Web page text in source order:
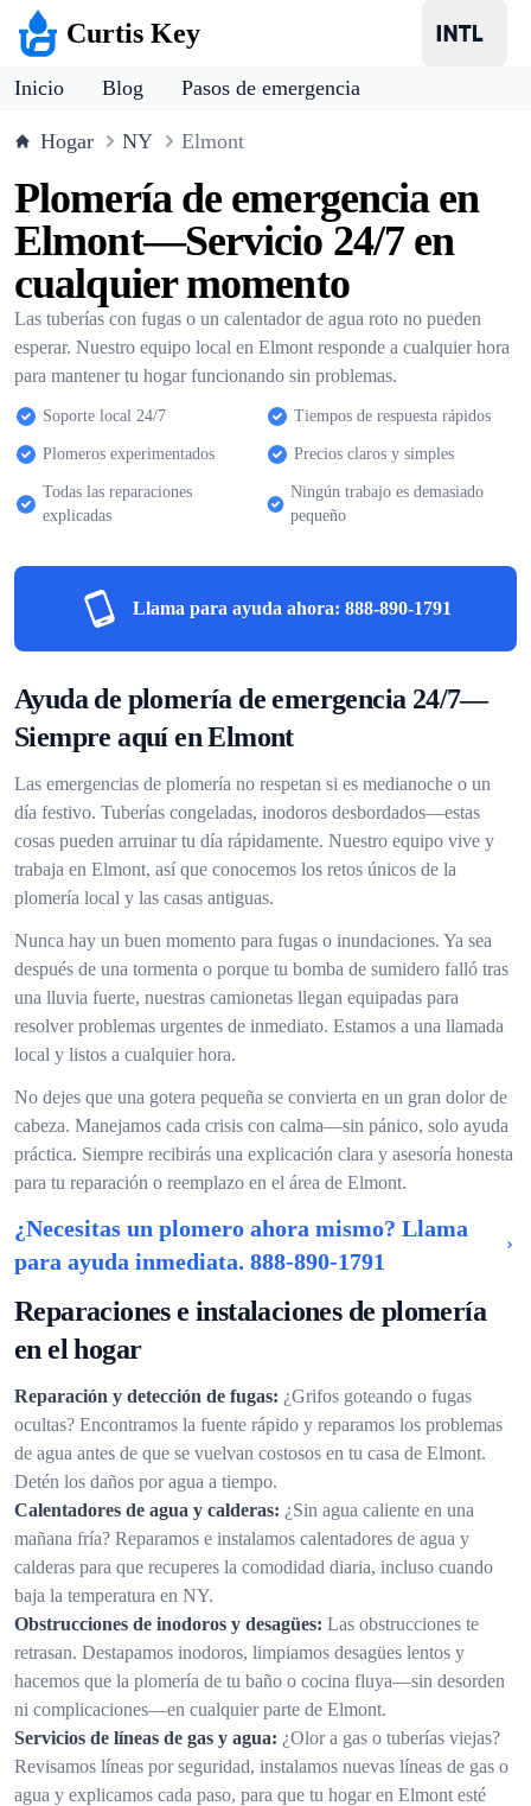
Curtis Key
Inicio Blog Pasos de emergencia
Hogar NY Elmont
Plomería de emergencia en
Elmont—Servicio 24/7 en
cualquier momento
Las tuberías con fugas o un calentador de agua roto no pueden
esperar. Nuestro equipo local en Elmont responde a cualquier hora
para mantener tu hogar funcionando sin problemas.
Soporte local 24/7 Tiempos de respuesta rápidos
Plomeros experimentados Precios claros y simples
Todas las reparaciones
explicadas
Ningún trabajo es demasiado
pequeño
Llama para ayuda ahora: 888-890-1791
Ayuda de plomería de emergencia 24/7—
Siempre aquí en Elmont
Las emergencias de plomería no respetan si es medianoche o un
día festivo. Tuberías congeladas, inodoros desbordados—estas
cosas pueden arruinar tu día rápidamente. Nuestro equipo vive y
trabaja en Elmont, así que conocemos los retos únicos de la
plomería local y las casas antiguas.
Nunca hay un buen momento para fugas o inundaciones. Ya sea
después de una tormenta o porque tu bomba de sumidero falló tras
una lluvia fuerte, nuestras camionetas llegan equipadas para
resolver problemas urgentes de inmediato. Estamos a una llamada
local y listos a cualquier hora.
No dejes que una gotera pequeña se convierta en un gran dolor de
cabeza. Manejamos cada crisis con calma—sin pánico, solo ayuda
práctica. Siempre recibirás una explicación clara y asesoría honesta
para tu reparación o reemplazo en el área de Elmont.
¿Necesitas un plomero ahora mismo? Llama
para ayuda inmediata. 888-890-1791
Reparaciones e instalaciones de plomería
en el hogar
Reparación y detección de fugas: ¿Grifos goteando o fugas
ocultas? Encontramos la fuente rápido y reparamos los problemas
de agua antes de que se vuelvan costosos en tu casa de Elmont.
Detén los daños por agua a tiempo.
Calentadores de agua y calderas: ¿Sin agua caliente en una
mañana fría? Reparamos e instalamos calentadores de agua y
calderas para que recuperes la comodidad diaria, incluso cuando
baja la temperatura en NY.
Obstrucciones de inodoros y desagües: Las obstrucciones te
retrasan. Destapamos inodoros, limpiamos desagües lentos y
hacemos que la plomería de tu baño o cocina fluya—sin desorden
ni complicaciones—en cualquier parte de Elmont.
Servicios de líneas de gas y agua: ¿Olor a gas o tuberías viejas?
Revisamos líneas por seguridad, instalamos nuevas líneas de gas o
agua y explicamos cada paso, para que tu hogar en Elmont esté